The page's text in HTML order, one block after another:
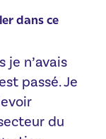
dans ce
je n’avais
passé. Je
du